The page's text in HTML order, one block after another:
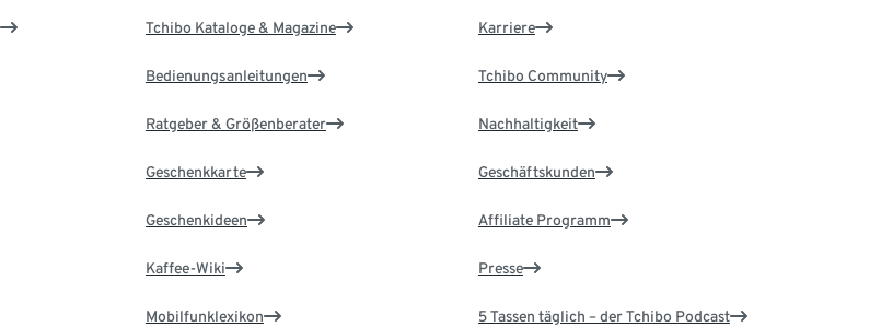
Tchibo Kataloge & Magazine
Bedienungsanleitungen
Ratgeber & Größenberater
Geschenkkarte
Geschenkideen
Kaffee-Wiki
Mobilfunklexikon
Karriere
Tchibo Community
Nachhaltigkeit
Geschäftskunden
Affiliate Programm
Presse
5 Tassen täglich – der Tchibo Podcast